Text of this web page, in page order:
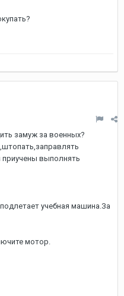
замуж за военных?
выполнять
учебная машина.За
мотор.